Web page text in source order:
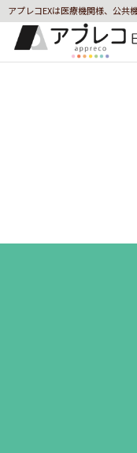
アプレコEXは医療機関様、公共